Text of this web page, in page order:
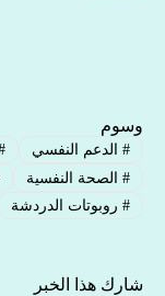
وسوم
#الدعم النفسي
#الصحة النفسية
#روبوتات الدردشة
شارك هذا الخبر